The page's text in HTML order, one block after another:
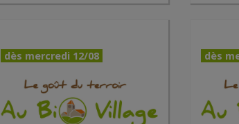
dès mercredi 12/08 dès